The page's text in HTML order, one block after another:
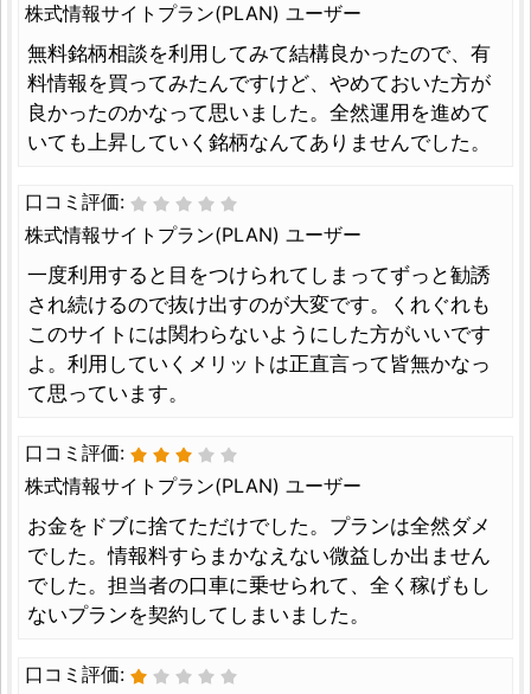
株式情報サイトプラン(PLAN) ユーザー
無料銘柄相談を利用してみて結構良かったので、有
料情報を買ってみたんですけど、やめておいた方が
良かったのかなって思いました。全然運用を進めて
いても上昇していく銘柄なんてありませんでした。
口コミ評価:
株式情報サイトプラン(PLAN) ユーザー
一度利用すると目をつけられてしまってずっと勧誘
され続けるので抜け出すのが大変です。くれぐれも
このサイトには関わらないようにした方がいいです
よ。利用していくメリットは正直言って皆無かなっ
て思っています。
口コミ評価:
株式情報サイトプラン(PLAN) ユーザー
お金をドブに捨てただけでした。プランは全然ダメ
でした。情報料すらまかなえない微益しか出ません
でした。担当者の口車に乗せられて、全く稼げもし
ないプランを契約してしまいました。
口コミ評価: